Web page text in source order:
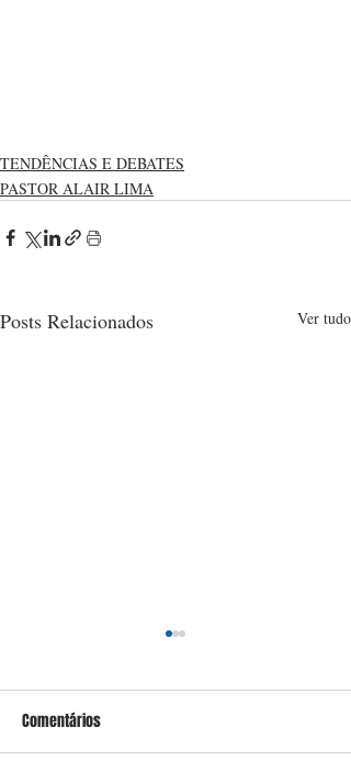
TENDÊNCIAS E DEBATES
PASTOR ALAIR LIMA
Posts Relacionados Ver tudo
Comentários